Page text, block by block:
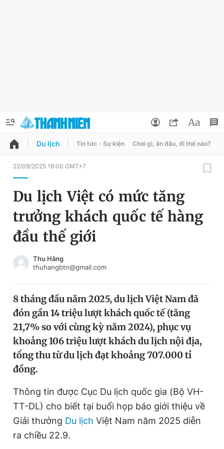
QUẢNG CÁO
Chuyên mục
Chuyên mục khác
Chào ngày mới
Video Magazine
Sản phẩm khác
Tiện ích
Thông tin tòa soạn Liên hệ quảng cáo
Đổi mật khẩu
Tin đã lưu
Đăng xuất
Du lịch Tin tức - Sự kiện Chơi gì, ăn đâu, đi thế nào?
22/09/2025 18:00 GMT+7
Du lịch Việt có mức tăng
trưởng khách quốc tế hàng
đầu thế giới
Thu Hằng
thuhangbtn@gmail.com
8 tháng đầu năm 2025, du lịch Việt Nam đã
đón gần 14 triệu lượt khách quốc tế (tăng
21,7% so với cùng kỳ năm 2024), phục vụ
khoảng 106 triệu lượt khách du lịch nội địa,
tổng thu từ du lịch đạt khoảng 707.000 tỉ
đồng.
Thông tin được Cục Du lịch quốc gia (Bộ VH-
TT-DL) cho biết tại buổi họp báo giới thiệu về
Giải thưởng Du lịch Việt Nam năm 2025 diễn
ra chiều 22.9.